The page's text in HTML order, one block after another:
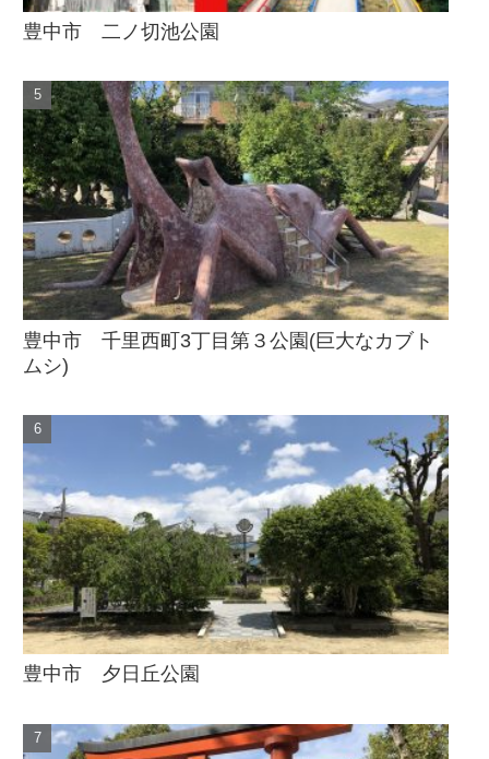
豊中市 二ノ切池公園
豊中市 千里西町3丁目第３公園(巨大なカブト
ムシ)
豊中市 夕日丘公園